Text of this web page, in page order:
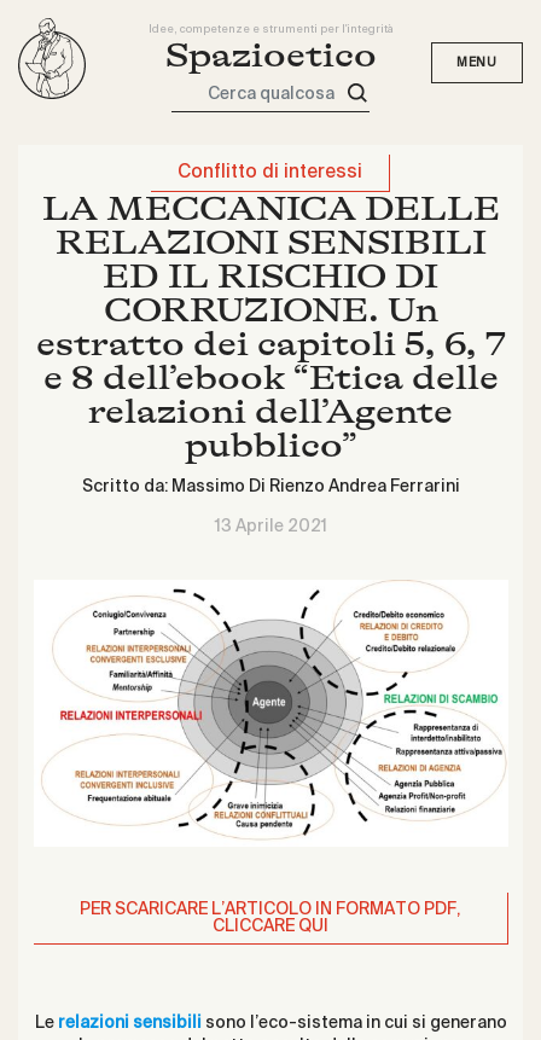
Idee, competenze e strumenti per l'integrità
Spazioetico
Cerca qualcosa
Conflitto di interessi
LA MECCANICA DELLE
RELAZIONI SENSIBILI
ED IL RISCHIO DI
CORRUZIONE. Un
estratto dei capitoli 5, 6, 7
e 8 dell’ebook “Etica delle
relazioni dell’Agente
pubblico”
Scritto da: Massimo Di Rienzo Andrea Ferrarini
13 Aprile 2021
PER SCARICARE L’ARTICOLO IN FORMATO PDF,
CLICCARE QUI
Le relazioni sensibili sono l’eco-sistema in cui si generano